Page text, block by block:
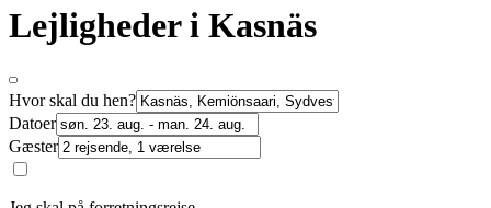
Lejligheder i Kasnäs
Hvor skal du hen?
Datoer
Gæster